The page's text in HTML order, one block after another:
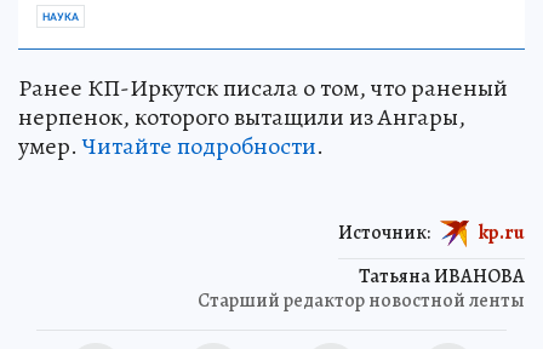
НАУКА
Ранее КП-Иркутск писала о том, что раненый
нерпенок, которого вытащили из Ангары,
умер.Читайте подробности.
Татьяна ИВАНОВА
Старший редактор новостной ленты
Источник: kp.ru